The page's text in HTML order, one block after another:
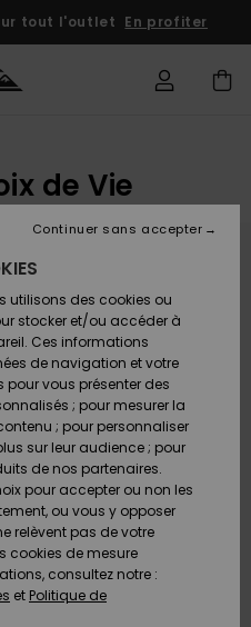
tout l'outlet En profiter
de Vie
de Vie
the Grande Plage in
one of the most
Vendée. This beach
setup: its jetty and
to the north provide
to North-West winds,
up than elsewhere.
delivers accessible
or leveling up your
that can occur at
wall. Check our live
to watch the lines
before heading
utilisons des cookies ou
stocker et/ou accéder à
Ces informations
de navigation et votre
pour vous présenter des
; pour mesurer la
; pour personnaliser
sur leur audience ; pour
de nos partenaires.
pour accepter ou non les
ou vous y opposer
relèvent pas de votre
cookies de mesure
consultez notre :
et Politique de
Continuer sans accepter